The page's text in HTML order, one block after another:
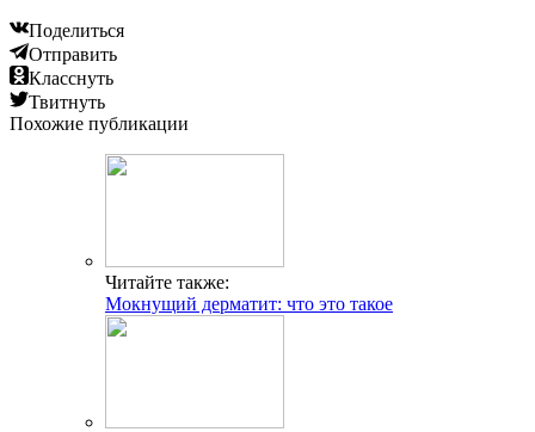
Поделиться
Отправить
Класснуть
Твитнуть
Похожие публикации
Читайте также:
Мокнущий дерматит: что это такое